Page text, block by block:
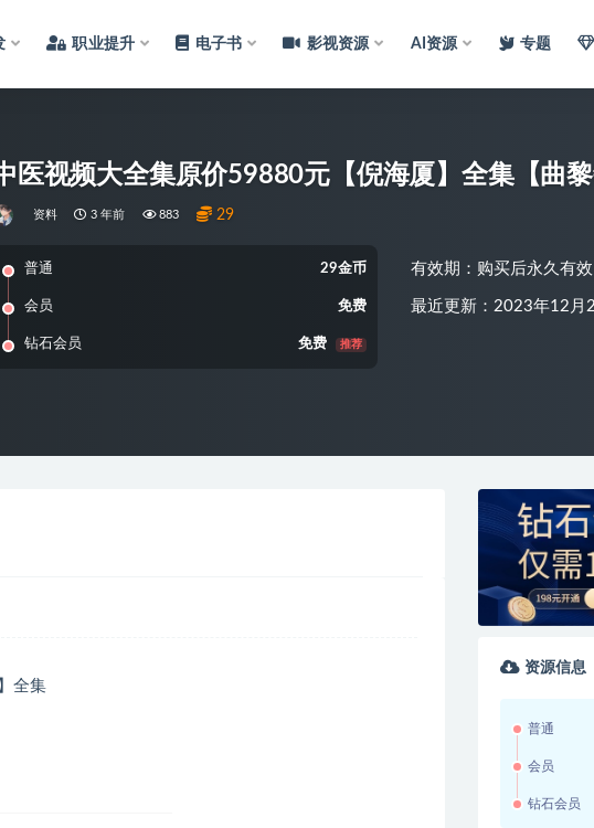
职业提升 电子书 影视资源 AI资源 专题
医视频大全集原价59880元【倪海厦】全集【曲
资料 3 年前 883 29
普通 29金币
会员 免费
钻石会员 免费 推荐
有效期：购买后永久有效
最近更新：2023年12月
全集
资源信息
普通
会员
钻石会员